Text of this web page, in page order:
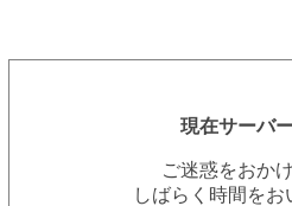
現在サーバ
ご迷惑をおか
しばらく時間を